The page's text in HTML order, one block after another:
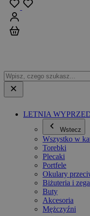
LETNIA
Wstecz
Wszystko w
Torebki
Plecaki
Portfele
Okulary
Biżuteria i
Buty
Akcesoria
Mężczyźni